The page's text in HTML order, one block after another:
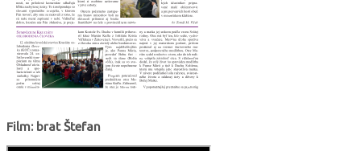
Film: brat Štefan